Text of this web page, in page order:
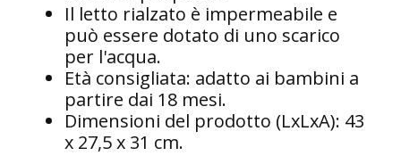
Il letto rialzato è impermeabile e
può essere dotato di uno scarico
per l'acqua.
Età consigliata: adatto ai bambini a
partire dai 18 mesi.
Dimensioni del prodotto (LxLxA): 43
x 27,5 x 31 cm.